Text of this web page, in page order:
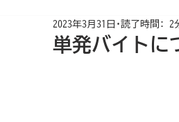
なべさんのかくし部屋(^^♪ 事
単発バイトに
2023年3月31日 読了時間: 2